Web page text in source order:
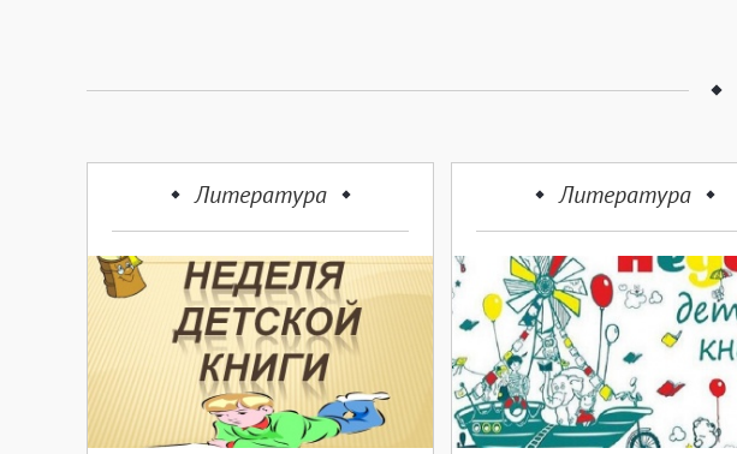
Литература Литература